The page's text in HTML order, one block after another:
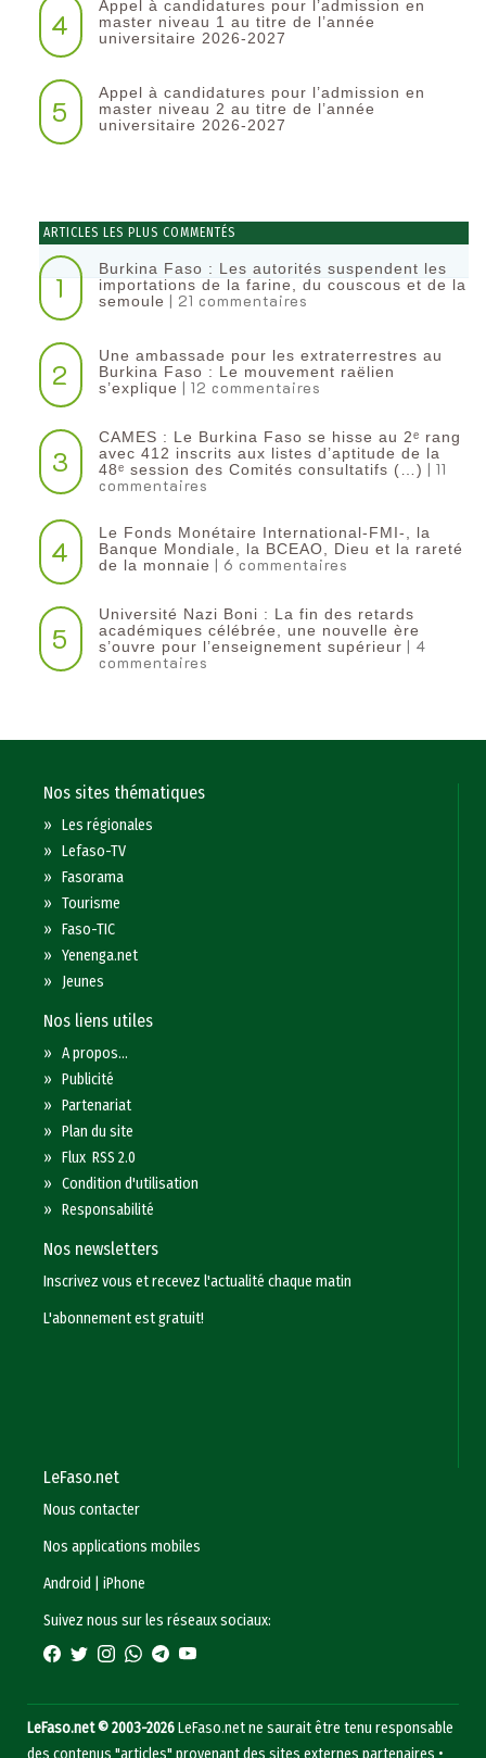
4
Appel à candidatures pour l’admission en
master niveau 1 au titre de l’année
universitaire 2026-2027
5
Appel à candidatures pour l’admission en
master niveau 2 au titre de l’année
universitaire 2026-2027
ARTICLES LES PLUS COMMENTÉS
1
Burkina Faso : Les autorités suspendent les
importations de la farine, du couscous et de la
semoule | 21 commentaires
2
Une ambassade pour les extraterrestres au
Burkina Faso : Le mouvement raëlien
s’explique | 12 commentaires
3
CAMES : Le Burkina Faso se hisse au 2ᵉ rang
avec 412 inscrits aux listes d’aptitude de la
48ᵉ session des Comités consultatifs (…) | 11
commentaires
4
Le Fonds Monétaire International-FMI-, la
Banque Mondiale, la BCEAO, Dieu et la rareté
de la monnaie | 6 commentaires
5
Université Nazi Boni : La fin des retards
académiques célébrée, une nouvelle ère
s’ouvre pour l’enseignement supérieur | 4
commentaires
Nos sites thématiques
»Les régionales
»Lefaso-TV
»Fasorama
»Tourisme
»Faso-TIC
»Yenenga.net
» Jeunes
Nos liens utiles
»A propos...
»Publicité
»Partenariat
»Plan du site
»Flux RSS 2.0
»Condition d'utilisation
»Responsabilité
Nos newsletters
Inscrivez vous et recevez l'actualité chaque matin
L'abonnement est gratuit!
LeFaso.net
Nous contacter
Nos applications mobiles
Android
|iPhone
Suivez nous sur les réseaux sociaux:
LeFaso.net © 2003-2026LeFaso.net ne saurait être tenu responsable
des contenus "articles" provenant des sites externes partenaires •